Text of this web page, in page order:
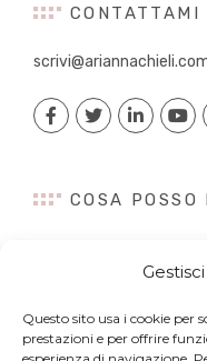
Questo sito usa i cookie per
prestazioni e per offrire
CONTATTAMI
COSA
Content Creation
Digital PR